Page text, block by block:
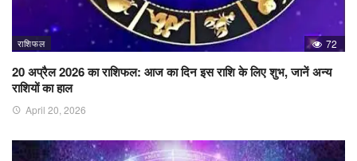
राशिफल 72
20 अप्रैल 2026 का राशिफल: आज का दिन इस राशि के लिए शुभ, जानें अन्य
राशियों का हाल
April 20, 2026